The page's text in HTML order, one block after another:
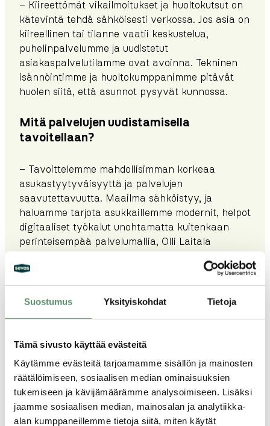
Suostumus Yksityiskohdat Tietoja
Tämä sivusto käyttää evästeitä
Käytämme evästeitä tarjoamamme sisällön ja mainosten
räätälöimiseen, sosiaalisen median ominaisuuksien
tukemiseen ja kävijämäärämme analysoimiseen. Lisäksi
jaamme sosiaalisen median, mainosalan ja analytiikka-
alan kumppaneillemme tietoja siitä, miten käytät
– Kiireettömät vikailmoitukset ja huoltokutsut on
kätevintä tehdä sähköisesti verkossa. Jos asia on
kiireellinen tai tilanne vaatii keskustelua,
puhelinpalvelumme ja uudistetut
asiakaspalvelutilamme ovat avoinna. Tekninen
isännöintimme ja huoltokumppanimme pitävät
huolen siitä, että asunnot pysyvät kunnossa.
Mitä palvelujen uudistamisella
tavoitellaan?
– Tavoittelemme mahdollisimman korkeaa
asukastyytyväisyyttä ja palvelujen
saavutettavuutta. Maailma sähköistyy, ja
haluamme tarjota asukkaillemme modernit, helpot
digitaaliset työkalut unohtamatta kuitenkaan
perinteisempää palvelumallia, Olli Laitala
kohdata henkilökohtaisesti ne asiakkaat, jotka
Miten uusi malli toimii asukkaiden
mielestä?
– Sähköiset uudistukset ja uudet